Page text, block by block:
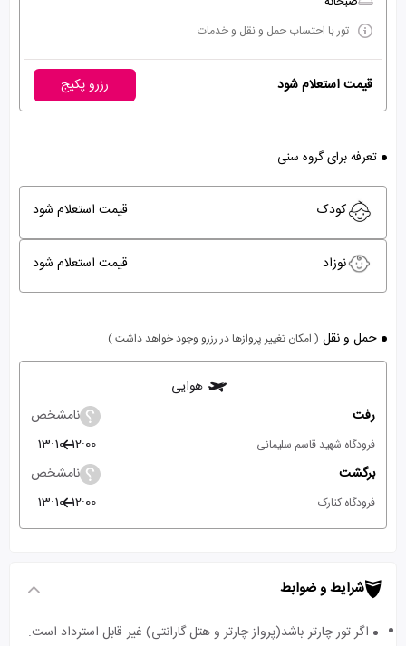
تور با احتساب حمل و نقل و خدمات
قیمت استعلام شود رزرو پکیج
تعرفه برای گروه سنی
کودک قیمت استعلام شود
نوزاد قیمت استعلام شود
حمل و نقل ( امکان تغییر پروازها در رزرو وجود خواهد داشت )
هوایی
رفت
نامشخص
فرودگاه شهید قاسم سلیمانی 12:00
13:10
برگشت
نامشخص
فرودگاه کنارک 12:00
13:10
شرایط و ضوابط
اگر تور چارتر باشد(پرواز چارتر و هتل گارانتی) غیر قابل استرداد است.